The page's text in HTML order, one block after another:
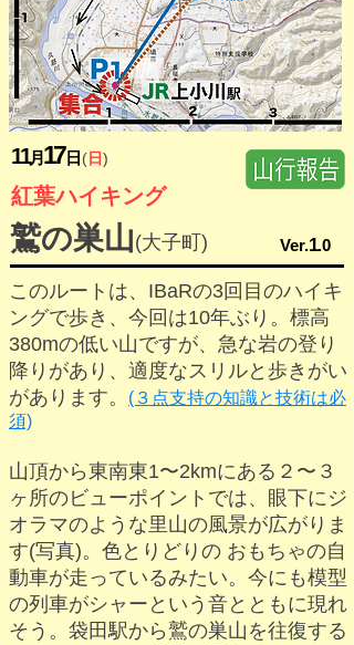
11月17 日 (日)
​紅葉ハイキング
​鷲の巣山(大子町) ​Ver.1.0
​このルートは、IBaRの3回目のハイキ
ングで歩き、今回は10年ぶり。標高
380mの低い山ですが、急な岩の登り
降りがあり、適度なスリルと歩きがい
があります。
(３点支持の知識と技術は必
須)
山頂から東南東1〜2kmにある ２〜３
ヶ所のビューポイントでは、眼下にジ
オラマのような里山の風景が広がりま
す(写真)。色とりどりの おもちゃの自
動車が走っているみたい。今にも模型
の列車がシャーという音とともに現れ
そう。 袋田駅から鷲の巣山を往復する